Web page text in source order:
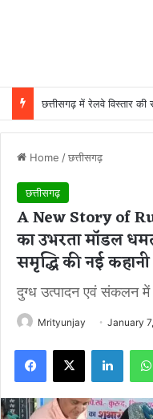
Home /छत्तीसगढ़
छत्तीसगढ़
A New Story of
का उभरता मॉडल
समृद्धि की नई कहानी
दुग्ध उत्पादन एवं संकलन में
Mrityunjay January